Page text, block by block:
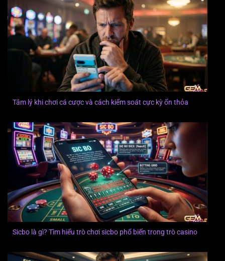
Tâm lý khi chơi cá cược và cách kiểm soát cực kỳ ổn thỏa
Sicbo là gì? Tìm hiểu trò chơi sicbo phổ biến trong trò casino